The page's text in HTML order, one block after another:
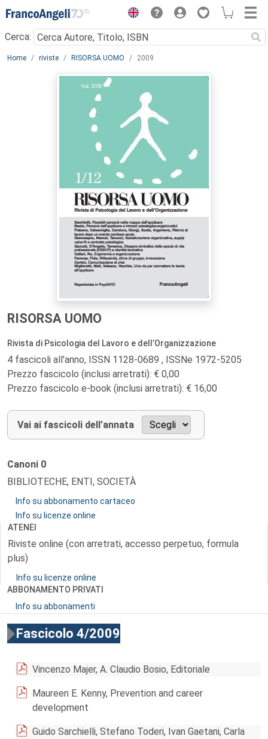
Menu
Cerca:
Main content
Home riviste RISORSA UOMO 2009
RISORSA UOMO
Rivista di Psicologia del Lavoro e dell’Organizzazione
4 fascicoli all'anno, ISSN 1128-0689 , ISSNe 1972-5205
Prezzo fascicolo (inclusi arretrati): € 0,00
Prezzo fascicolo e-book (inclusi arretrati): € 16,00
Vai ai fascicoli dell’annata
Canoni 0
BIBLIOTECHE, ENTI, SOCIETÀ
Info su abbonamento cartaceo
Info su licenze online
ATENEI
Riviste online (con arretrati, accesso perpetuo, formula
plus)
Info su licenze online
ABBONAMENTO PRIVATI
Info su abbonamenti
Fascicolo 4/2009
Vincenzo Majer, A. Claudio Bosio, Editoriale
Maureen E. Kenny, Prevention and career
development
Guido Sarchielli, Stefano Toderi, Ivan Gaetani, Carla